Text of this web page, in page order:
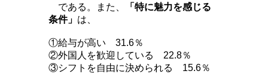
である。また、
「特に魅力を感じる
条件」 は、
①給与が高い 31.6％
②外国人を歓迎している 22.8％
③シフトを自由に決められる 15.6％